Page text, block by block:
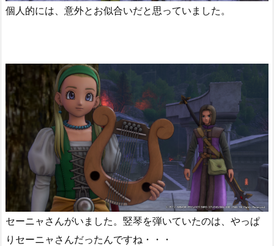
個人的には、意外とお似合いだと思っていました。
セーニャさんがいました。竪琴を弾いていたのは、やっぱ
りセーニャさんだったんですね・・・